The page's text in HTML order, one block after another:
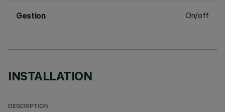
Gestion On/off
INSTALLATION
DESCRIPTION